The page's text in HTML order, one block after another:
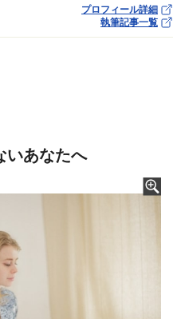
プロフィール詳細
執筆記事一覧
いあなたへ